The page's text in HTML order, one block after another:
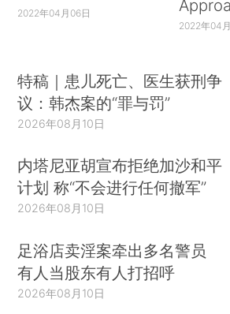
2022年04月06日
2022年04
特稿｜患儿死亡、医生获刑争
议：韩杰案的“罪与罚”
2026年08月10日
内塔尼亚胡宣布拒绝加沙和平
计划 称“不会进行任何撤军”
2026年08月10日
足浴店卖淫案牵出多名警员
有人当股东有人打招呼
2026年08月10日